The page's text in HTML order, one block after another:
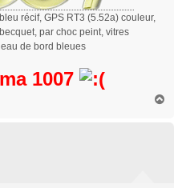
récif, GPS RT3 (5.52a) couleur,
par choc peint, vitres
de bord bleues
1007